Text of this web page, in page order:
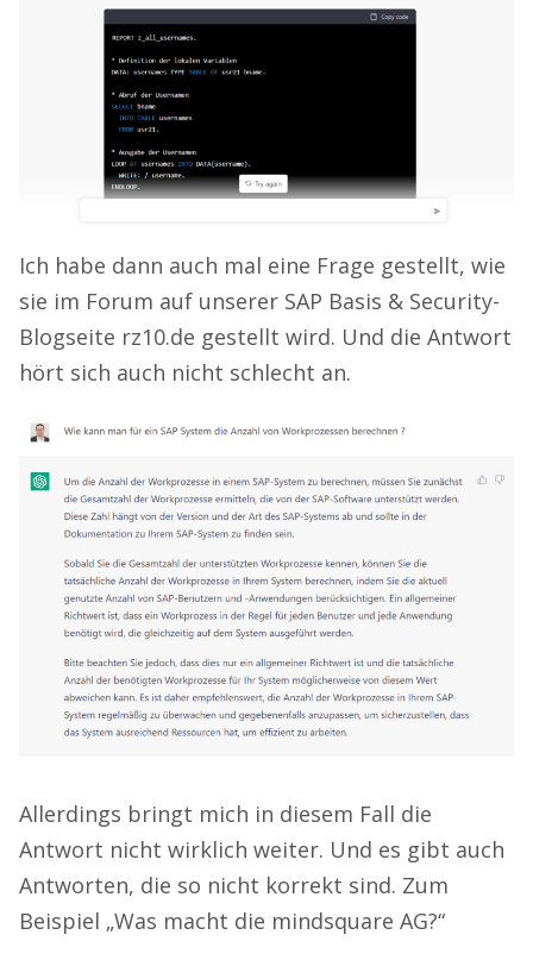
Ich habe dann auch mal eine Frage gestellt, wie
sie im Forum auf unserer SAP Basis & Security-
Blogseite rz10.de gestellt wird. Und die Antwort
hört sich auch nicht schlecht an.
Allerdings bringt mich in diesem Fall die
Antwort nicht wirklich weiter. Und es gibt auch
Antworten, die so nicht korrekt sind. Zum
Beispiel „Was macht die mindsquare AG?“